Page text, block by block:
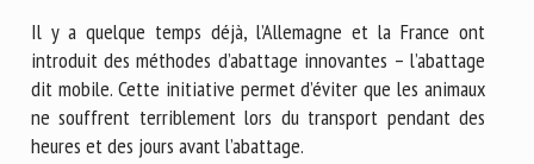
Il y a quelque temps déjà, l’Allemagne et la France ont
introduit des méthodes d’abattage innovantes – l’abattage
dit mobile. Cette initiative permet d’éviter que les animaux
ne souffrent terriblement lors du transport pendant des
heures et des jours avant l’abattage.
E-mail *
En soumettant ce formulaire, j'accepte que les